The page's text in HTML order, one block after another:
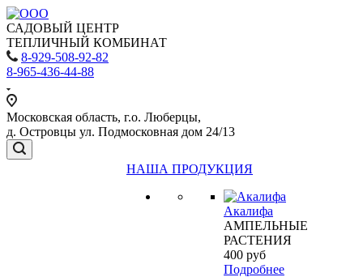
САДОВЫЙ ЦЕНТР
ТЕПЛИЧНЫЙ КОМБИНАТ
8-929-508-92-82
8-965-436-44-88
Московская область, г.о. Люберцы,
д. Островцы ул. Подмосковная дом 24/13
НАША ПРОДУКЦИЯ
Акалифа
АМПЕЛЬНЫЕ
РАСТЕНИЯ
400 руб
Подробнее